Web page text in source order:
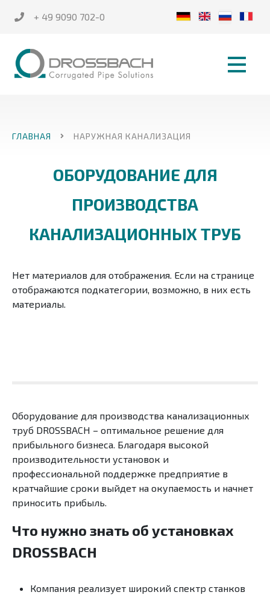
+ 49 9090 702-0
ГЛАВНАЯ НАРУЖНАЯ КАНАЛИЗАЦИЯ
ОБОРУДОВАНИЕ ДЛЯ
ПРОИЗВОДСТВА
КАНАЛИЗАЦИОННЫХ ТРУБ
Нет материалов для отображения. Если на странице
отображаются подкатегории, возможно, в них есть
материалы.
Оборудование для производства канализационных
труб DROSSBACH – оптимальное решение для
прибыльного бизнеса. Благодаря высокой
производительности установок и
профессиональной поддержке предприятие в
кратчайшие сроки выйдет на окупаемость и начнет
приносить прибыль.
Что нужно знать об установках
DROSSBACH
Компания реализует широкий спектр станков